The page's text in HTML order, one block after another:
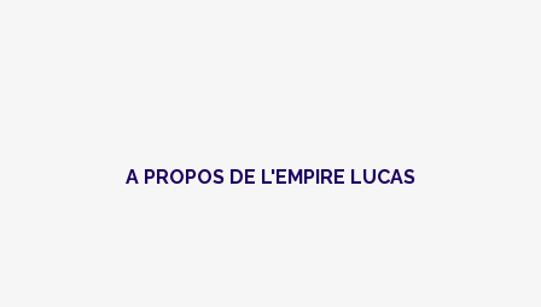
A PROPOS DE L'EMPIRE LUCAS